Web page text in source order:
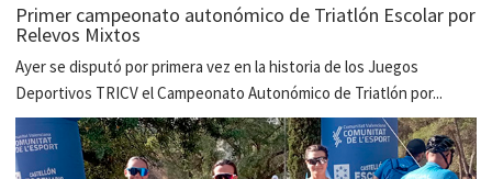
Primer campeonato autonómico de Triatlón Escolar por
Relevos Mixtos
Ayer se disputó por primera vez en la historia de los Juegos
Deportivos TRICV el Campeonato Autonómico de Triatlón por...